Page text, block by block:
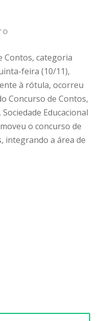
Contos, categoria
feira (10/11),
à rótula, ocorreu
Concurso de Contos,
Educacional
o concurso de
integrando a área de